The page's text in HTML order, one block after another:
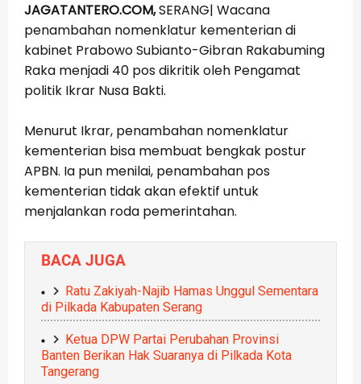
JAGATANTERO.COM,SERANG| Wacana
penambahan nomenklatur kementerian di
kabinet Prabowo Subianto-Gibran Rakabuming
Raka menjadi 40 pos dikritik oleh Pengamat
politik Ikrar Nusa Bakti.
Menurut Ikrar, penambahan nomenklatur
kementerian bisa membuat bengkak postur
APBN. Ia pun menilai, penambahan pos
kementerian tidak akan efektif untuk
menjalankan roda pemerintahan.
BACA JUGA
Ratu Zakiyah-Najib Hamas Unggul Sementara
di Pilkada Kabupaten Serang
Ketua DPW Partai Perubahan Provinsi
Banten Berikan Hak Suaranya di Pilkada Kota
Tangerang